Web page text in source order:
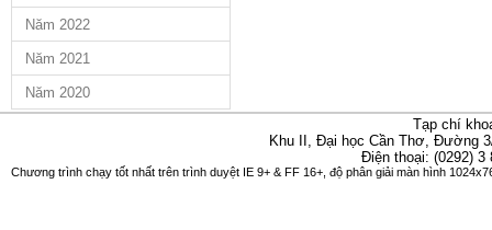
Năm 2022
Năm 2021
Năm 2020
Tạp chí
Khu II, Đại học Cần Thơ, Đường
Điện thoại: (0292)
Chương trình chạy tốt nhất trên trình duyệt IE 9+ & FF 16+, độ phân giải màn hình